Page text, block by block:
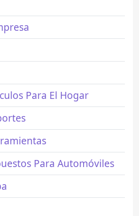
Para El Hogar
Para Automóviles